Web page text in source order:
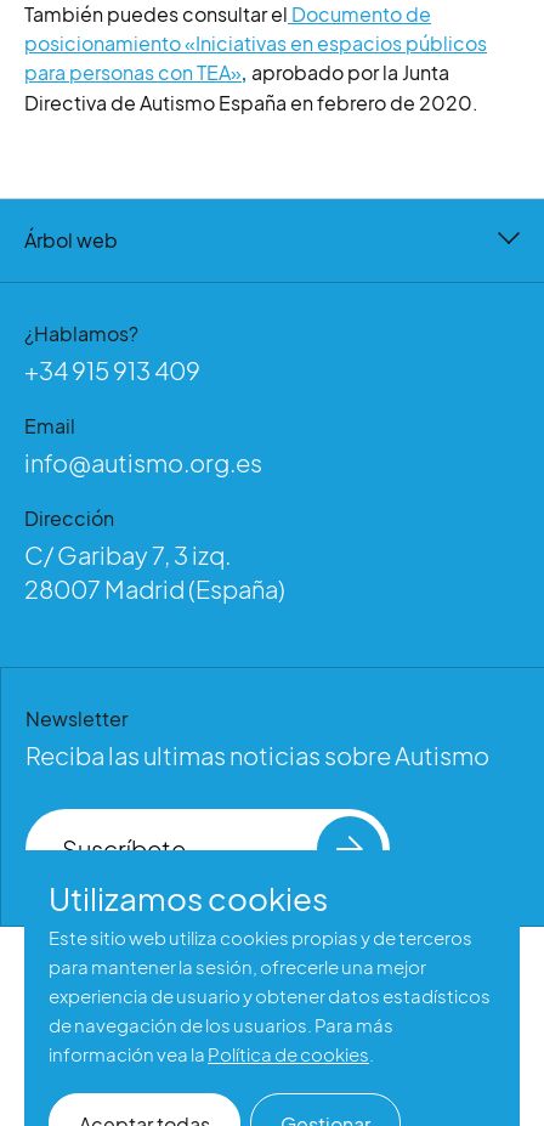
También puedes consultar el Documento de
posicionamiento «Iniciativas en espacios públicos
para personas con TEA», aprobado por la Junta
Directiva de Autismo España en febrero de 2020.
Árbol web
¿Hablamos?
+34 915 913 409
Email
info@autismo.org.es
Dirección
C/ Garibay 7, 3 izq.
28007 Madrid (España)
Newsletter
Reciba las ultimas noticias sobre Autismo
Suscríbete
Aviso legal
Política de privacidad
Política de cookies
Accesibilidad web
Utilizamos cookies
Este sitio web utiliza cookies propias y de terceros
para mantener la sesión, ofrecerle una mejor
experiencia de usuario y obtener datos estadísticos
de navegación de los usuarios. Para más
información vea la Política de cookies